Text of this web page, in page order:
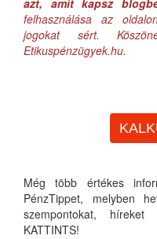
azt, amit kapsz
felhasználása az
jogokat sért.
Etikuspénzügyek.hu.
Még több értékes
PénzTippet, melyben
szempontokat, híreket
KATTINTS!